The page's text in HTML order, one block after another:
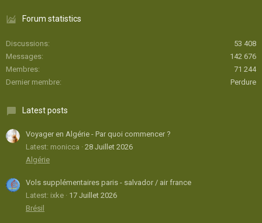
Forum statistics
Discussions
53 408
Messages
142 676
Membres
71 244
Dernier membre
Perdure
Latest posts
Voyager en Algérie - Par quoi commencer ?
Latest: monicca
28 Juillet 2026
Algérie
Vols supplémentaires paris - salvador / air france
Latest: ixke
17 Juillet 2026
Brésil